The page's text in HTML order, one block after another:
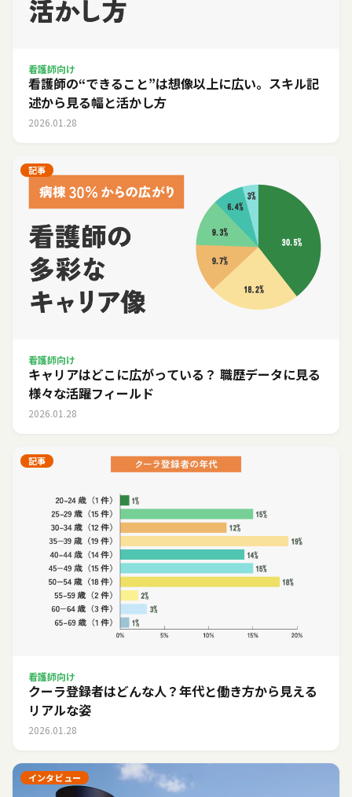
看護師向け
看護師の“できること”は想像以上に広い。スキル記
述から見る幅と活かし方
2026.01.28
記事
看護師向け
キャリアはどこに広がっている？ 職歴データに見る
様々な活躍フィールド
2026.01.28
記事
看護師向け
クーラ登録者はどんな人？年代と働き方から見える
リアルな姿
2026.01.28
インタビュー